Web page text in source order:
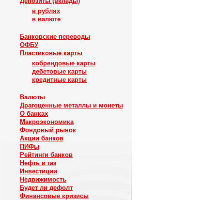
в рублях
в валюте
Банковские переводы
ОФБУ
Пластиковые карты
кобрендовые карты
дебетовые карты
кредитные карты
Валюты
Драгоценные металлы и монеты
О банках
Макроэкономика
Фондовый рынок
Акции банков
ПИФы
Рейтинги банков
Нефть и газ
Инвестиции
Недвижимость
Будет ли дефолт
Финансовые кризисы